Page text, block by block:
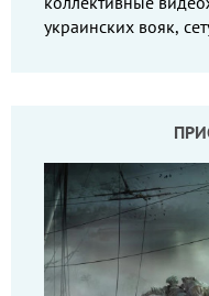
украинских вояк,